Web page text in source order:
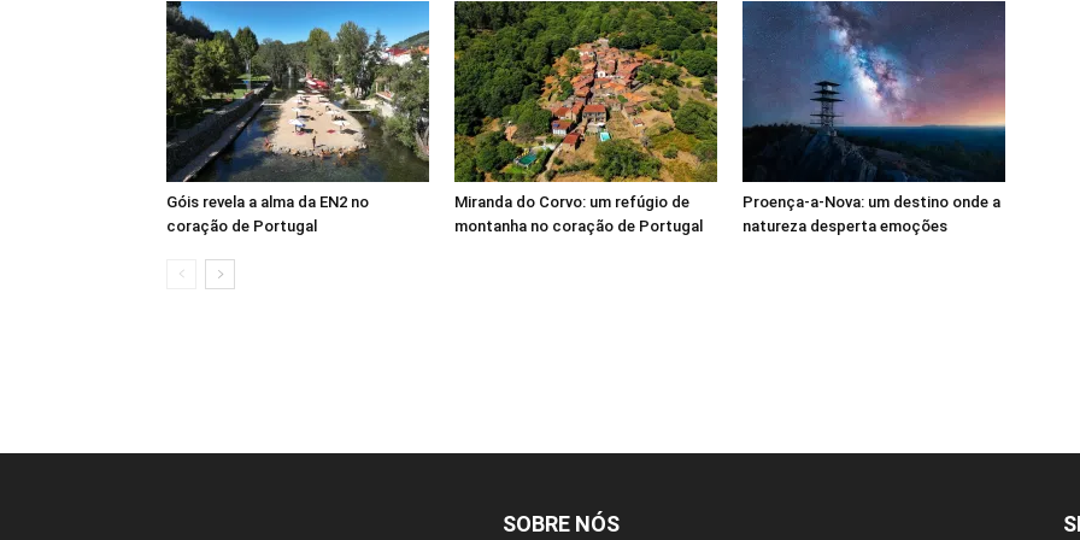
Góis revela a alma da EN2 no
coração de Portugal
Miranda do Corvo: um refúgio de
montanha no coração de Portugal
Proença-a-Nova: um destino onde a
natureza desperta emoções
SOBRE NÓS